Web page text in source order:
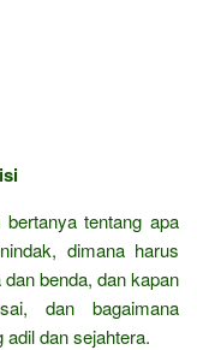
tentang apa
dimana harus
benda, dan kapan
dan bagaimana
dan sejahtera.